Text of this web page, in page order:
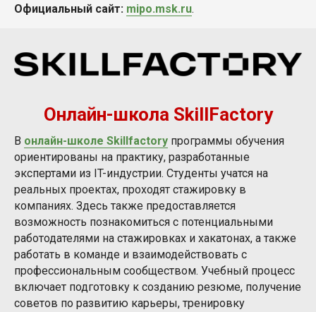
Официальный сайт: mipo.msk.ru.
Онлайн-школа SkillFactory
В онлайн-школе Skillfactory программы обучения
ориентированы на практику, разработанные
экспертами из IT-индустрии. Студенты учатся на
реальных проектах, проходят стажировку в
компаниях. Здесь также предоставляется
возможность познакомиться с потенциальными
работодателями на стажировках и хакатонах, а также
работать в команде и взаимодействовать с
профессиональным сообществом. Учебный процесс
включает подготовку к созданию резюме, получение
советов по развитию карьеры, тренировку